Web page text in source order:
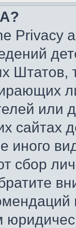
Privacy
Штатов,
или
сайтах
иного
сбор